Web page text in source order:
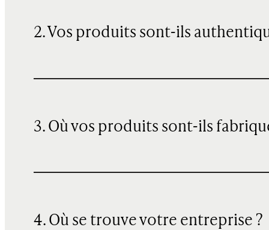
2. Vos produits sont-ils
3. Où vos produits sont-ils
4. Où se trouve votre entreprise ?